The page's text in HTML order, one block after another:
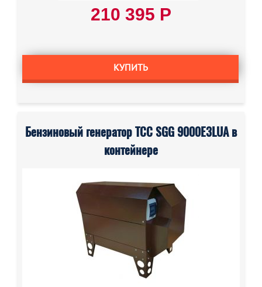
210 395 Р
КУПИТЬ
Бензиновый генератор ТСС SGG 9000E3LUA в
контейнере